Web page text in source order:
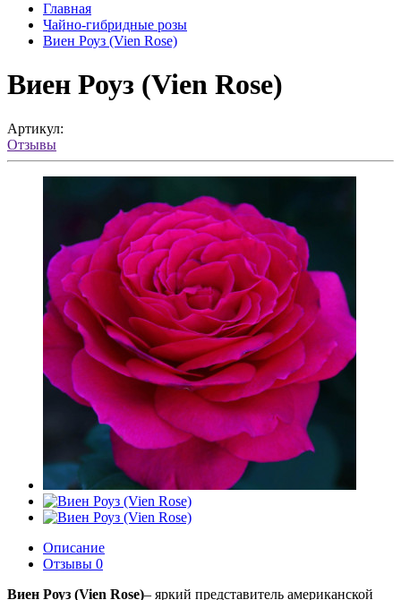
Главная
Чайно-гибридные розы
Виен Роуз (Vien Rose)
Виен Роуз (Vien Rose)
Артикул:
Отзывы
Описание
Отзывы 0
Виен Роуз (Vien Rose)– яркий представитель американской